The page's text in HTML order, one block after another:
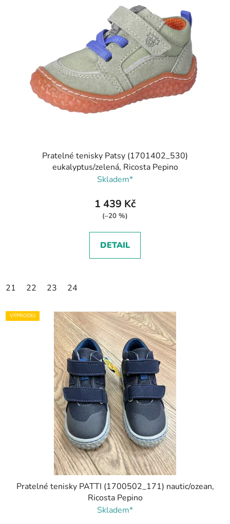
Pratelné tenisky Patsy (1701402_530)
eukalyptus/zelená, Ricosta Pepino
Skladem*
1 439 Kč
(–20 %)
DETAIL
21 22 23 24
VÝPRODEJ
Pratelné tenisky PATTI (1700502_171) nautic/ozean,
Ricosta Pepino
Skladem*